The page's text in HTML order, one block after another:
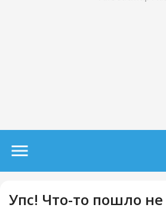
Упс! Что-то пошло не